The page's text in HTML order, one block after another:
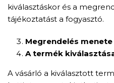
kiválasztáskor és a
tájékoztatást a fogyasztó.
Megrendelés menete
A termék
A vásárló a kiválasztott